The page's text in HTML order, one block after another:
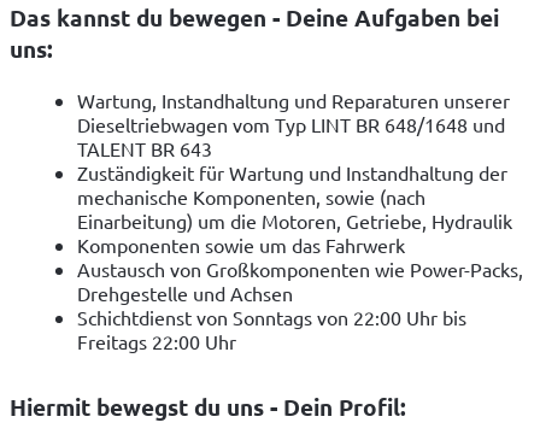
Das kannst du bewegen - Deine Aufgaben bei
uns:
Wartung, Instandhaltung und Reparaturen unserer
Dieseltriebwagen vom Typ LINT BR 648/1648 und
TALENT BR 643
Zuständigkeit für Wartung und Instandhaltung der
mechanische Komponenten, sowie (nach
Einarbeitung) um die Motoren, Getriebe, Hydraulik
Komponenten sowie um das Fahrwerk
Austausch von Großkomponenten wie Power-Packs,
Drehgestelle und Achsen
Schichtdienst von Sonntags von 22:00 Uhr bis
Freitags 22:00 Uhr
Hiermit bewegst du uns - Dein Profil: